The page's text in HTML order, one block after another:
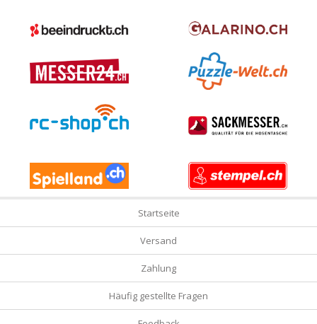
Startseite
Versand
Zahlung
Häufig gestellte Fragen